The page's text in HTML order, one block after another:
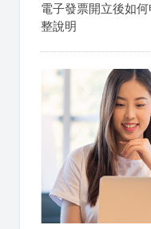
電子發票開立後如
整說明